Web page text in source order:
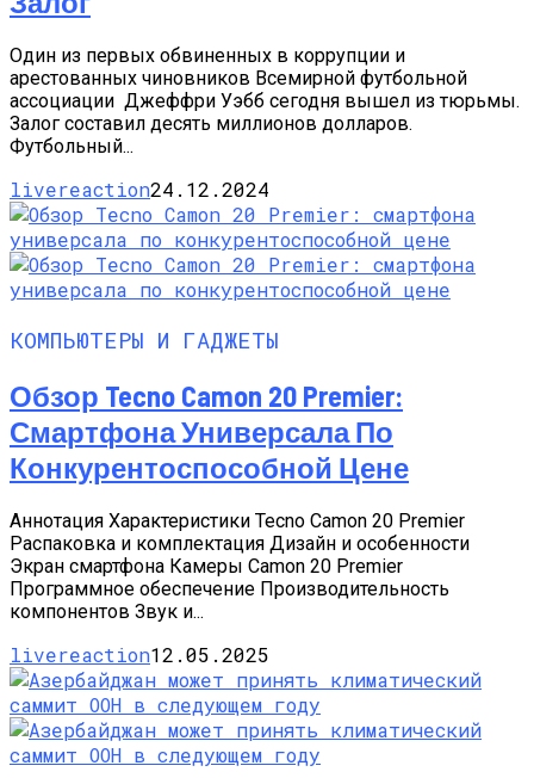
Один из первых обвиненных в коррупции и
арестованных чиновников Всемирной футбольной
ассоциации Джеффри Уэбб сегодня вышел из тюрьмы.
Залог составил десять миллионов долларов.
Футбольный...
livereaction24.12.2024
КОМПЬЮТЕРЫ И ГАДЖЕТЫ
Обзор Tecno Camon 20 Premier:
Смартфона Универсала По
Конкурентоспособной Цене
Аннотация Характеристики Tecno Camon 20 Premier
Распаковка и комплектация Дизайн и особенности
Экран смартфона Камеры Camon 20 Premier
Программное обеспечение Производительность
компонентов Звук и...
livereaction12.05.2025